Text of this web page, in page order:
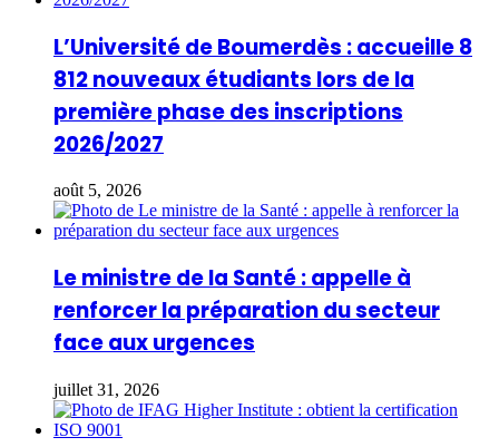
L’Université de Boumerdès : accueille 8
812 nouveaux étudiants lors de la
première phase des inscriptions
2026/2027
août 5, 2026
Le ministre de la Santé : appelle à
renforcer la préparation du secteur
face aux urgences
juillet 31, 2026